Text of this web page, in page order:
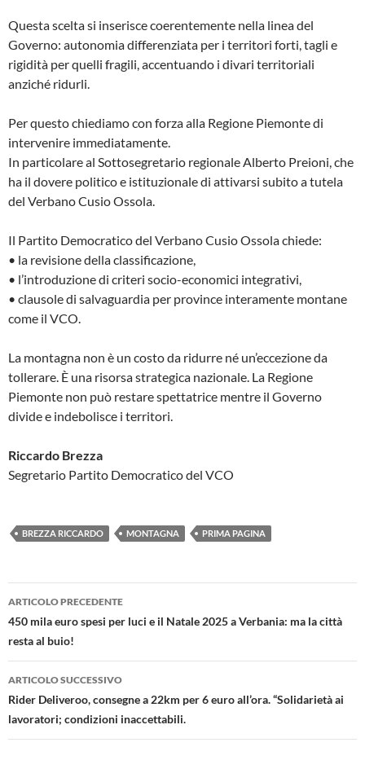
Questa scelta si inserisce coerentemente nella linea del
Governo: autonomia differenziata per i territori forti, tagli e
rigidità per quelli fragili, accentuando i divari territoriali
anziché ridurli.
Per questo chiediamo con forza alla Regione Piemonte di
intervenire immediatamente.
In particolare al Sottosegretario regionale Alberto Preioni, che
ha il dovere politico e istituzionale di attivarsi subito a tutela
del Verbano Cusio Ossola.
Il Partito Democratico del Verbano Cusio Ossola chiede:
• la revisione della classificazione,
• l’introduzione di criteri socio-economici integrativi,
• clausole di salvaguardia per province interamente montane
come il VCO.
La montagna non è un costo da ridurre né un’eccezione da
tollerare. È una risorsa strategica nazionale. La Regione
Piemonte non può restare spettatrice mentre il Governo
divide e indebolisce i territori.
Riccardo Brezza
Segretario Partito Democratico del VCO
BREZZA RICCARDO MONTAGNA PRIMA PAGINA
Navigazione
articolo
ARTICOLO PRECEDENTE
450 mila euro spesi per luci e il Natale 2025 a Verbania: ma la città
resta al buio!
ARTICOLO SUCCESSIVO
Rider Deliveroo, consegne a 22km per 6 euro all’ora. “Solidarietà ai
lavoratori; condizioni inaccettabili.